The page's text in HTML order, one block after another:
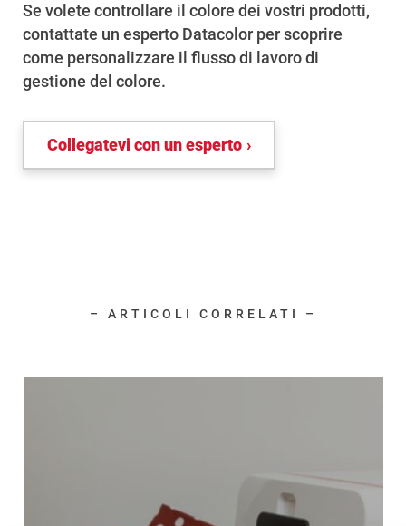
Se volete controllare il colore dei vostri prodotti,
contattate un esperto Datacolor per scoprire
come personalizzare il flusso di lavoro di
gestione del colore.
Collegatevi con un esperto
– ARTICOLI CORRELATI –